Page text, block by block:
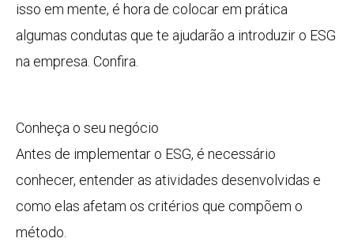
isso em mente, é hora de colocar em prática
algumas condutas que te ajudarão a introduzir o ESG
na empresa. Confira.
Conheça o seu negócio
Antes de implementar o ESG, é necessário
conhecer, entender as atividades desenvolvidas e
como elas afetam os critérios que compõem o
método.